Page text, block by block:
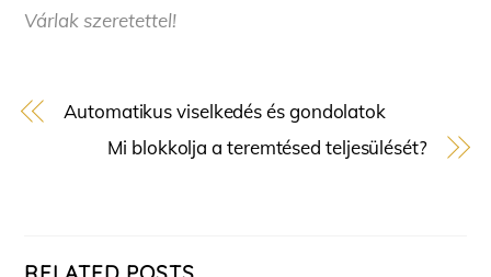
Várlak szeretettel!
Automatikus viselkedés és gondolatok
Mi blokkolja a teremtésed teljesülését?